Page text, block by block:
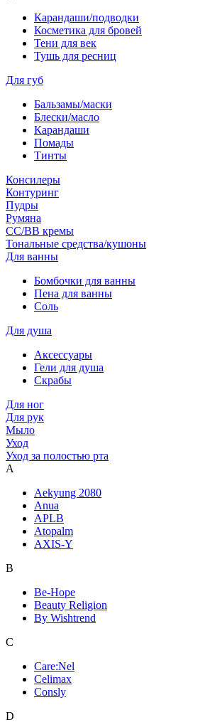
Карандаши/подводки
Косметика для бровей
Тени для век
Тушь для ресниц
Для губ
Бальзамы/маски
Блески/масло
Карандаши
Помады
Тинты
Консилеры
Контуринг
Пудры
Румяна
СС/ВВ кремы
Тональные средства/кушоны
Для ванны
Бомбочки для ванны
Пена для ванны
Соль
Для душа
Аксессуары
Гели для душа
Скрабы
Для ног
Для рук
Мыло
Уход
Уход за полостью рта
A
Aekyung 2080
Anua
APLB
Atopalm
AXIS-Y
B
Be-Hope
Beauty Religion
By Wishtrend
C
Care:Nel
Celimax
Consly
D